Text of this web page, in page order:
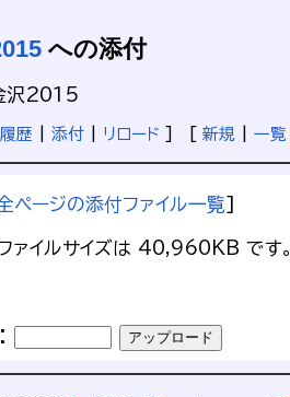
への添付
沢2015
履歴 添付 リロード 新規 一覧
ページの添付ファイル一覧]
ァイルサイズは 40,960KB です